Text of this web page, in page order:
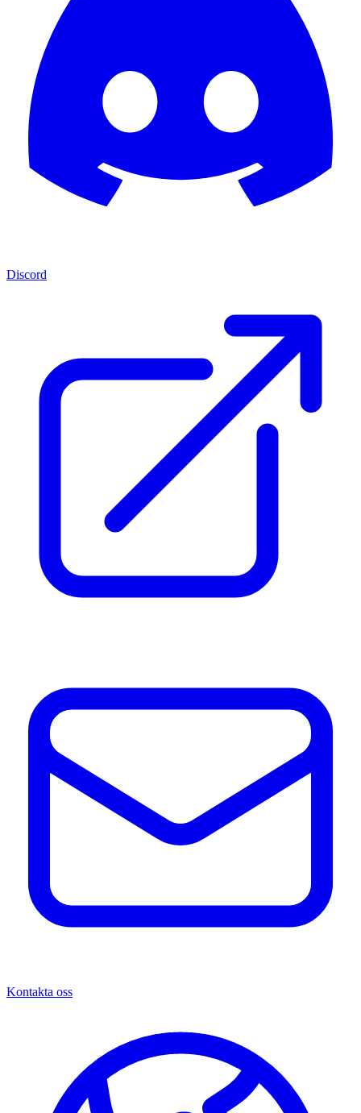
Discord
Kontakta oss